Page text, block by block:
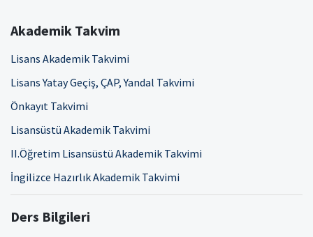
Akademik Takvim
Lisans Akademik Takvimi
Lisans Yatay Geçiş, ÇAP, Yandal Takvimi
Önkayıt Takvimi
Lisansüstü Akademik Takvimi
II.Öğretim Lisansüstü Akademik Takvimi
İngilizce Hazırlık Akademik Takvimi
Ders Bilgileri